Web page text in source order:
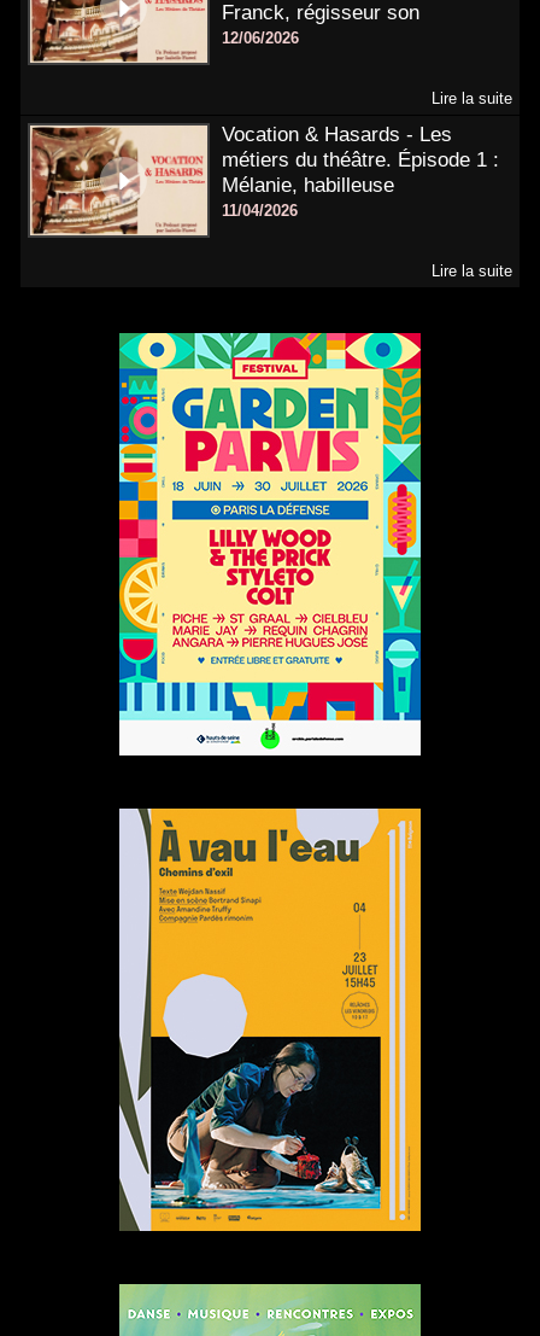
Franck, régisseur son
12/06/2026
Lire la suite
Vocation & Hasards - Les
métiers du théâtre. Épisode 1 :
Mélanie, habilleuse
11/04/2026
Lire la suite